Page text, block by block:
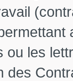
les